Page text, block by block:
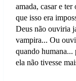
amada, casar e
que isso era
Deus não ouviria
vampira... Ou
quando humana...
ela não tivesse